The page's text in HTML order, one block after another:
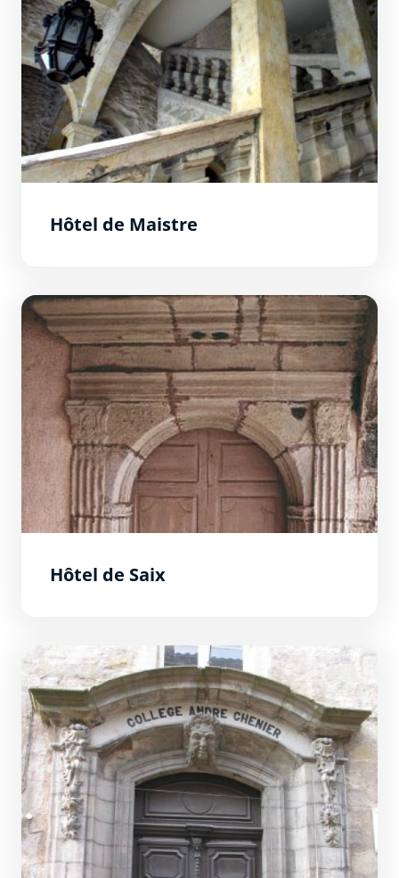
Hôtel de Maistre
Hôtel de Saix
Hôtel de Saix
Hôtel Roux d&#039;Alzonne